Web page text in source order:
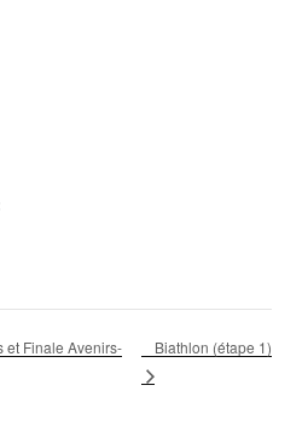
et Finale Avenirs-
Biathlon (étape 1)